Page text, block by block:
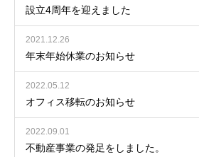
設立4周年を迎えました
2021.12.26
年末年始休業のお知らせ
2022.05.12
オフィス移転のお知らせ
2022.09.01
不動産事業の発足をしました。